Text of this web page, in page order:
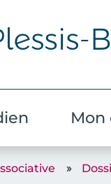
Mon